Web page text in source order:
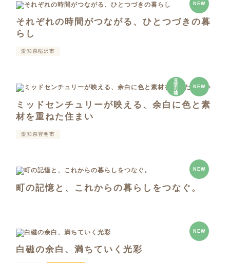
NEW
それぞれの時間がつながる、ひとつづきの暮
らし
愛知県稲沢市
見
学
可
能
NEW
ミッドセンチュリーが映える、余白に色と素
材を重ねた住まい
愛知県豊明市
NEW
町の記憶と、これからの暮らしをつなぐ。
NEW
白磁の余白、満ちていく光彩